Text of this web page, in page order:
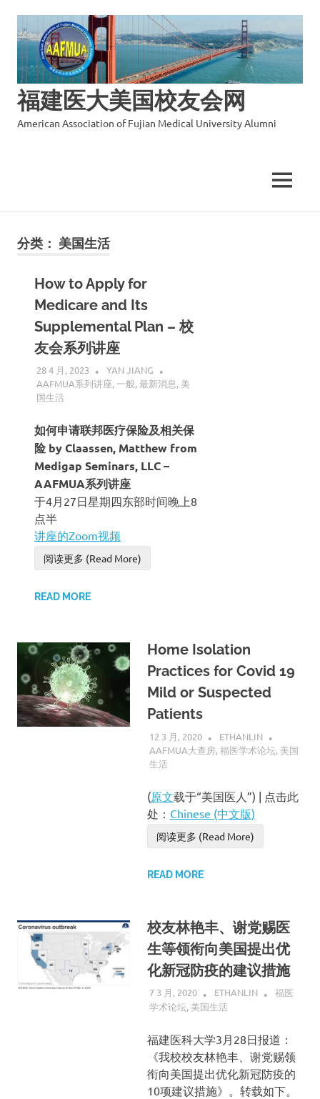
content
福建医大美国校友会网
American Association of Fujian Medical University Alumni
MENU
分类： 美国生活
How to Apply for
Medicare and Its
Supplemental Plan – 校
友会系列讲座
28 4 月, 2023
YAN JIANG
AAFMUA系列讲座, 一般,最新消息, 美
国生活
如何申请联邦医疗保险及相关保
险 by Claassen, Matthew from
Medigap Seminars, LLC –
AAFMUA系列讲座
于4月27日星期四东部时间晚上8
点半
讲座的Zoom视频
阅读更多 (Read More)
READ MORE
Home Isolation
Practices for Covid 19
Mild or Suspected
Patients
12 3 月, 2020
ETHANLIN
AAFMUA大查房,福医学术论坛, 美国
生活
(原文载于“美国医人”) | 点击此
处： Chinese (中文版)
阅读更多 (Read More)
READ MORE
校友林艳丰、谢党赐医
生等领衔向美国提出优
化新冠防疫的建议措施
7 3 月, 2020 ETHANLIN
福医
学术论坛, 美国生活
福建医科大学3月28日报道：
《我校校友林艳丰、谢党赐领
衔向美国提出优化新冠防疫的
10项建议措施》。转载如下。